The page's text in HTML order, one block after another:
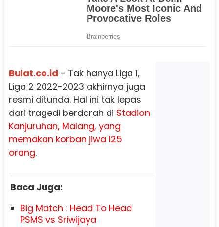
Bulat.co.id - Tak hanya Liga 1,
Liga 2 2022-2023 akhirnya juga
resmi ditunda. Hal ini tak lepas
dari tragedi berdarah di Stadion
Kanjuruhan, Malang, yang
memakan korban jiwa 125
orang.
Baca Juga:
Big Match : Head To Head
PSMS vs Sriwijaya